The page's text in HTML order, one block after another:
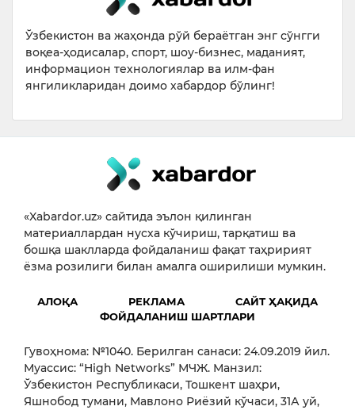
Ўзбекистон ва жаҳонда рўй бераётган энг сўнгги
воқеа-ҳодисалар, спорт, шоу-бизнес, маданият,
информацион технологиялар ва илм-фан
янгиликларидан доимо хабардор бўлинг!
«Xabardor.uz» сайтида эълон қилинган
материаллардан нусха кўчириш, тарқатиш ва
бошқа шаклларда фойдаланиш фақат таҳририят
ёзма розилиги билан амалга оширилиши мумкин.
АЛОҚА РЕКЛАМА
САЙТ ҲАҚИДА
ФОЙДАЛАНИШ ШАРТЛАРИ
Гувоҳнома: №1040. Берилган санаси: 24.09.2019 йил.
Муассис: “High Networks” МЧЖ. Манзил:
Ўзбекистон Республикаси, Тошкент шаҳри,
Яшнобод тумани, Мавлоно Риёзий кўчаси, 31А уй,